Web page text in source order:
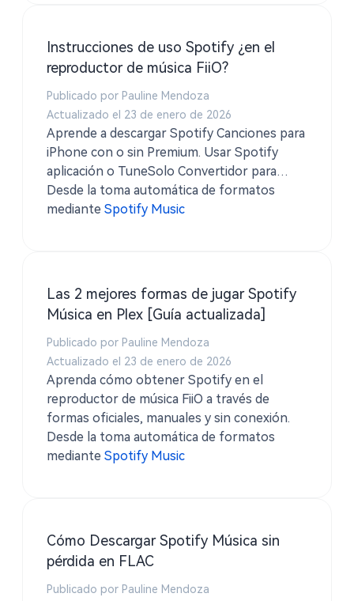
Instrucciones de uso Spotify ¿en el
reproductor de música FiiO?
Publicado por Pauline Mendoza
Actualizado el 23 de enero de 2026
Aprende a descargar Spotify Canciones para
iPhone con o sin Premium. Usar Spotify
aplicación o TuneSolo Convertidor para
guardar pistas como MP3 y disfrutar de la
reproducción sin conexión en cualquier
Desde la toma automática de formatos
mediante Spotify Music
Las 2 mejores formas de jugar Spotify
Música en Plex [Guía actualizada]
Publicado por Pauline Mendoza
Actualizado el 23 de enero de 2026
Aprenda cómo obtener Spotify en el
reproductor de música FiiO a través de
formas oficiales, manuales y sin conexión.
Desde la toma automática de formatos
mediante Spotify Music
Cómo Descargar Spotify Música sin
pérdida en FLAC
Publicado por Pauline Mendoza